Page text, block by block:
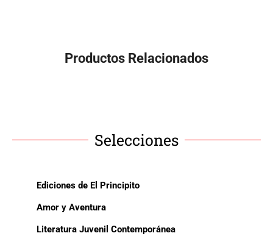
Productos Relacionados
Selecciones
Ediciones de El Principito
Amor y Aventura
Literatura Juvenil Contemporánea